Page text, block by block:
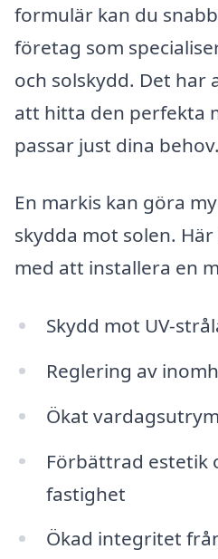
formulär kan du
företag som
och solskydd. Det har
att hitta den perfekta
passar just dina behov.
En markis kan göra
skydda mot solen.
med att installera en
Skydd mot UV-
Reglering av
Ökat
Förbättrad estetik
fastighet
Ökad integritet